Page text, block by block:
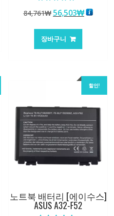
5.00
로 평가됨
84,761₩ 원
가
격:
56,503₩현
장바구니
할인!
노트북 배터리 [에이수스]
ASUS A32-F52